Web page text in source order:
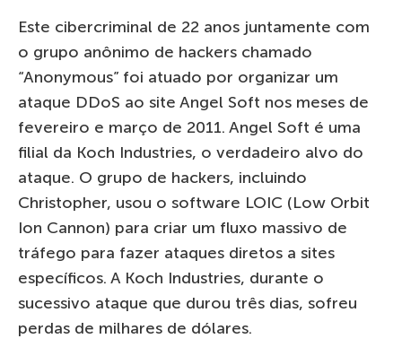
Este cibercriminal de 22 anos juntamente com
o grupo anônimo de hackers chamado
“Anonymous” foi atuado por organizar um
ataque DDoS ao site Angel Soft nos meses de
fevereiro e março de 2011. Angel Soft é uma
filial da Koch Industries, o verdadeiro alvo do
ataque. O grupo de hackers, incluindo
Christopher, usou o software LOIC (Low Orbit
Ion Cannon) para criar um fluxo massivo de
tráfego para fazer ataques diretos a sites
específicos. A Koch Industries, durante o
sucessivo ataque que durou três dias, sofreu
perdas de milhares de dólares.